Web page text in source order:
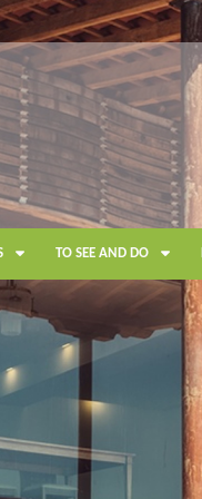
TO SEE AND DO